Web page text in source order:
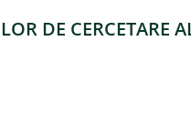
DE CERCETARE